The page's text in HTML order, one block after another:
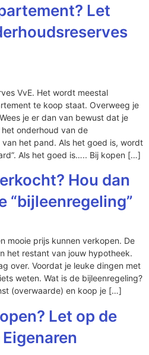
Let
VvE. Het wordt meestal
te koop staat. Overweeg je
je er dan van bewust dat je
onderhoud van de
het pand. Als het goed is, wordt
Als het goed is….. Bij kopen […]
Hou dan
“bijleenregeling”
mooie prijs kunnen verkopen. De
het restant van jouw hypotheek.
over. Voordat je leuke dingen met
weten. Wat is de bijleenregeling?
(overwaarde) en koop je […]
Let op de